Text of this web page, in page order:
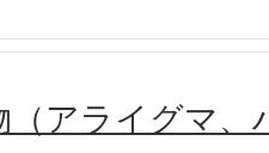
（アライグマ、